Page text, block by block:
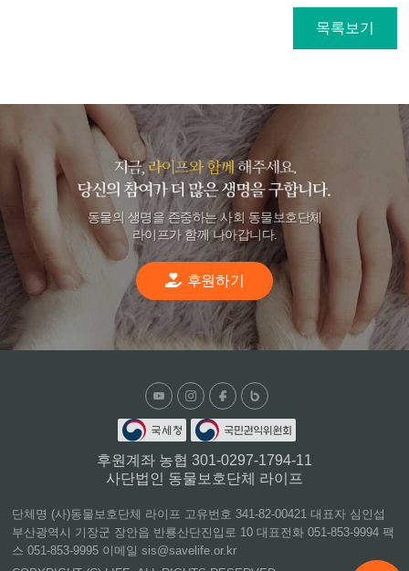
목록보기
동물의 생명을 존중하는 사회 동물보호단체
라이프가 함께 나아갑니다.
후원하기
후원계좌 농협 301-0297-1794-11
사단법인 동물보호단체 라이프
단체명 (사)동물보호단체 라이프 고유번호 341-82-00421 대표자 심인섭
부산광역시 기장군 장안읍 반룡산단진입로 10 대표전화 051-853-9994 팩
스 051-853-9995 이메일 sis@savelife.or.kr